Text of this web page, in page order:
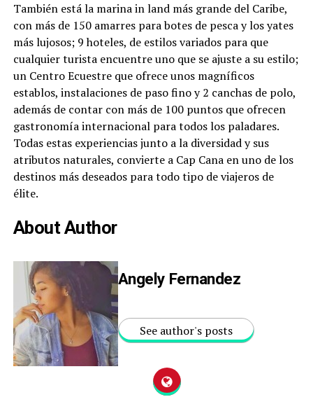
También está la marina in land más grande del Caribe,
con más de 150 amarres para botes de pesca y los yates
más lujosos; 9 hoteles, de estilos variados para que
cualquier turista encuentre uno que se ajuste a su estilo;
un Centro Ecuestre que ofrece unos magníficos
establos, instalaciones de paso fino y 2 canchas de polo,
además de contar con más de 100 puntos que ofrecen
gastronomía internacional para todos los paladares.
Todas estas experiencias junto a la diversidad y sus
atributos naturales, convierte a Cap Cana en uno de los
destinos más deseados para todo tipo de viajeros de
élite.
About Author
Angely Fernandez
See author's posts